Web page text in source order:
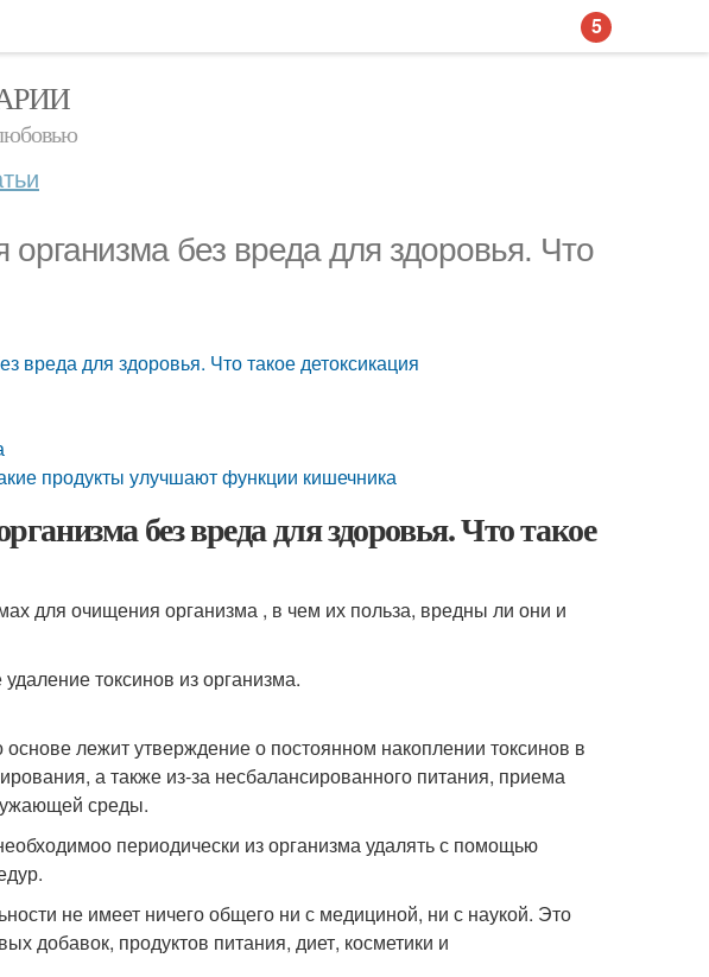
без вреда для здоровья. Что
вреда для здоровья. Что такое детоксикация
продукты улучшают функции кишечника
без вреда для здоровья. Что такое
для очищения организма , в чем их польза, вредны ли они и
токсинов из организма.
лежит утверждение о постоянном накоплении токсинов в
а также из-за несбалансированного питания, приема
среды.
периодически из организма удалять с помощью
не имеет ничего общего ни с медициной, ни с наукой. Это
добавок, продуктов питания, диет, косметики и
5